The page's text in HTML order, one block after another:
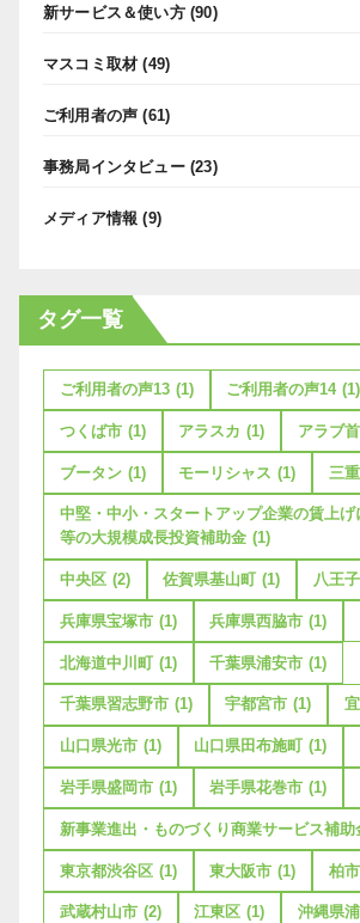
新サービス＆使い方(90)
マスコミ取材 (49)
ご利用者の声 (61)
事務局インタビュー(23)
メディア情報 (9)
タグ一覧
ご利用者の声13 (1) ご利用者の声14 (1)
つくば市 (1) アラスカ (1) アラブ
ブータン (1) モーリシャス (1) 三
中堅・中小・スタートアップ企業の賃上
等の大規模成長投資補助金 (1)
中央区 (2) 佐賀県基山町 (1) 八王
兵庫県宝塚市 (1) 兵庫県西脇市 (1)
北海道中川町 (1) 千葉県浦安市 (1)
千葉県習志野市 (1) 宇都宮市 (1)
山口県光市 (1) 山口県田布施町 (1)
岩手県盛岡市 (1) 岩手県花巻市 (1)
新事業進出・ものづくり商業サービス補助
東京都渋谷区 (1) 東大阪市 (1) 柏市
武蔵村山市 (2) 江東区 (1) 沖縄県